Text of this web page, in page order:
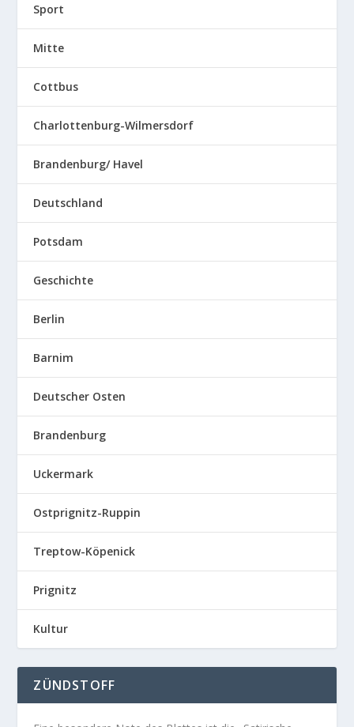
Sport
Mitte
Cottbus
Charlottenburg-Wilmersdorf
Brandenburg/ Havel
Deutschland
Potsdam
Geschichte
Berlin
Barnim
Deutscher Osten
Brandenburg
Uckermark
Ostprignitz-Ruppin
Treptow-Köpenick
Prignitz
Kultur
ZÜNDSTOFF